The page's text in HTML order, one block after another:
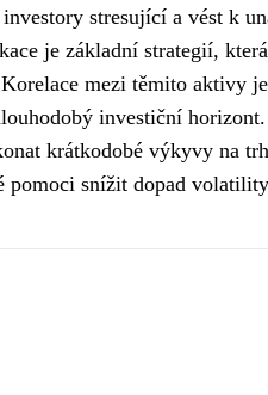
stresující a vést k
je základní strategií,
mezi těmito aktivy
investiční
krátkodobé výkyvy na
pomoci snížit dopad